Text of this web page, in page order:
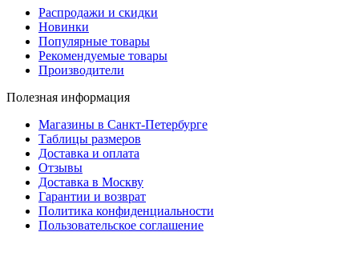
Распродажи и скидки
Новинки
Популярные товары
Рекомендуемые товары
Производители
Полезная информация
Магазины в Санкт-Петербурге
Таблицы размеров
Доставка и оплата
Отзывы
Доставка в Москву
Гарантии и возврат
Политика конфиденциальности
Пользовательское соглашение